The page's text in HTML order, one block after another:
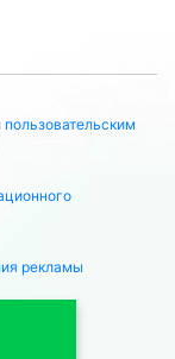
пользовательским
рекламы